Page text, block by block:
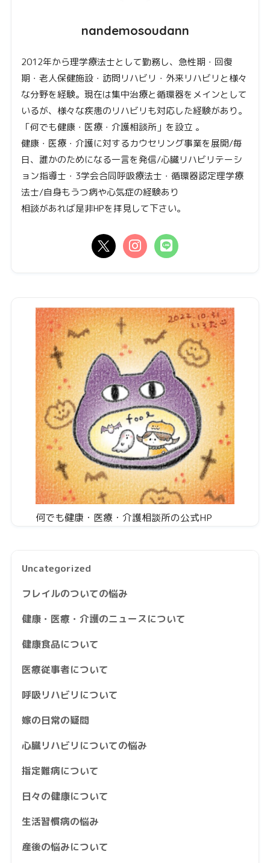
nandemosoudann
2012年から理学療法士として勤務し、急性期・回復
期・老人保健施設・訪問リハビリ・外来リハビリと様々
な分野を経験。現在は集中治療と循環器をメインとして
いるが、様々な疾患のリハビリも対応した経験があり。
「何でも健康・医療・介護相談所」を設立 。
健康・医療・介護に対するカウセリング事業を展開/毎
日、誰かのためになる一言を発信/心臓リハビリテーシ
ョン指導士・3学会合同呼吸療法士・循環器認定理学療
法士/自身もうつ病や心気症の経験あり
相談があれば是非HPを拝見して下さい。
何でも健康・医療・介護相談所の公式HP
Uncategorized
フレイルのついての悩み
健康・医療・介護のニュースについて
健康食品について
医療従事者について
呼吸リハビリについて
嫁の日常の疑問
心臓リハビリについての悩み
指定難病について
日々の健康について
生活習慣病の悩み
産後の悩みについて